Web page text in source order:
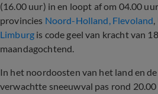
(16.00 uur) in en loopt af om 04.00
provincies Noord-Holland, Flevoland,
Limburg is code geel van kracht van
maandagochtend.
In het noordoosten van het land en de
verwachtte sneeuwval pas rond 20.00